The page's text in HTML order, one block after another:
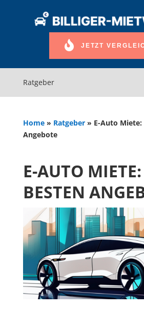
JETZT
Ratgeber
Home» Ratgeber» E-Auto
Angebote
E-AUTO
BESTEN